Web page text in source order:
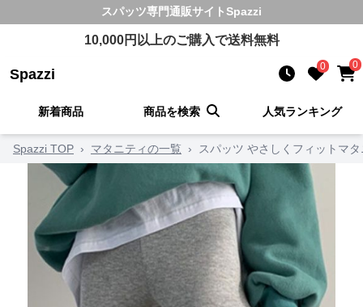
スパッツ専門通販サイトSpazzi
10,000円以上のご購入で送料無料
Spazzi 0 0
新着商品 商品を検索 人気ランキング
Spazzi TOP › マタニティの一覧 › スパッツ やさしくフィットマ